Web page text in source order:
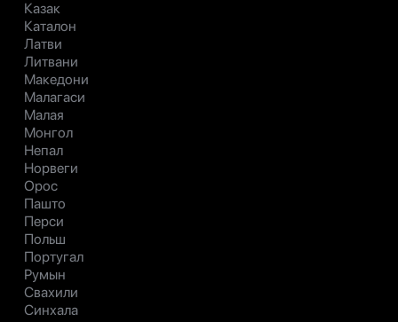
Казак
Каталон
Латви
Литвани
Македони
Малагаси
Малая
Монгол
Непал
Норвеги
Орос
Пашто
Перси
Польш
Португал
Румын
Свахили
Синхала